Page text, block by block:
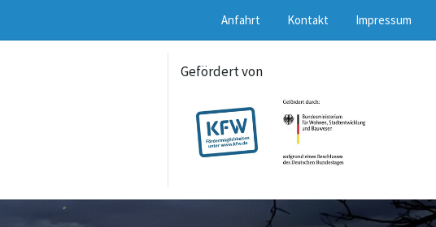
Anfahrt Kontakt Impressum
Gefördert von